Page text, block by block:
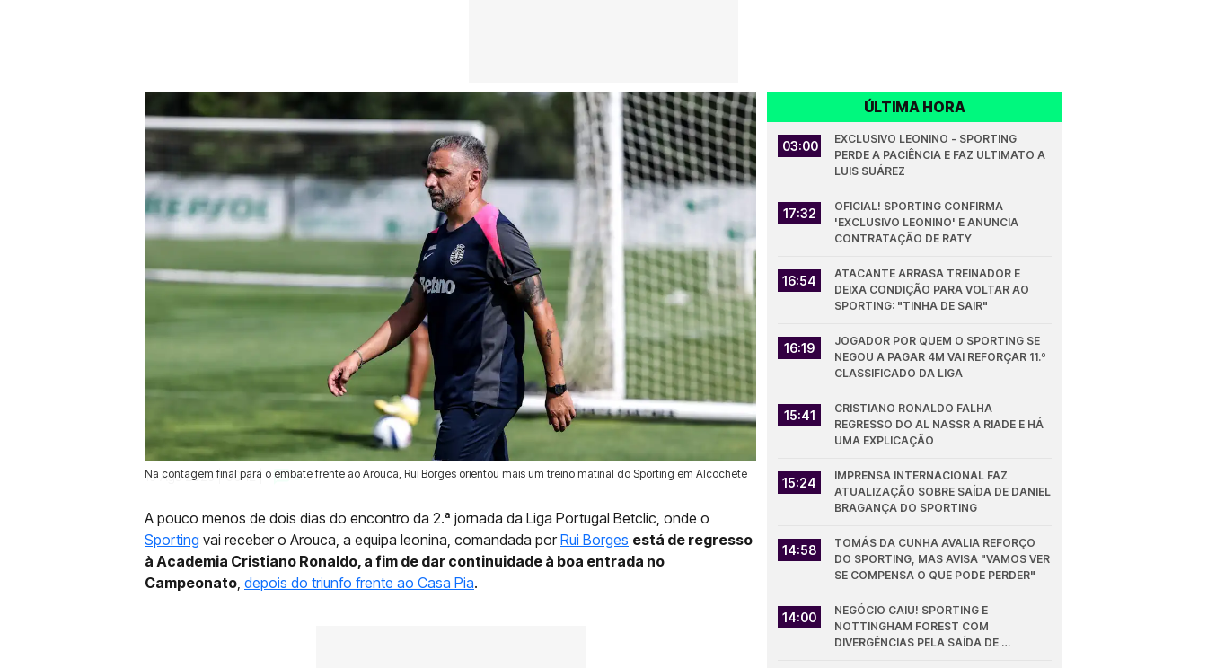
Na contagem final para o embate frente ao Arouca, Rui Borges orientou mais um treino matinal do Sporting em Alcochete
15 Ago 2025 | 00:12 | 0
A pouco menos de dois dias do encontro da 2.ª jornada da Liga Portugal Betclic, onde o
Sporting vai receber o Arouca, a equipa leonina, comandada porRui Borges está de regresso
à Academia Cristiano Ronaldo, a fim de dar continuidade à boa entrada no
Campeonato depois do triunfo frente ao Casa Pia.
ÚLTIMA HORA
03:00
EXCLUSIVO LEONINO - SPORTING
PERDE A PACIÊNCIA E FAZ ULTIMATO A
LUIS SUÁREZ
17:32
OFICIAL! SPORTING CONFIRMA
'EXCLUSIVO LEONINO' E ANUNCIA
CONTRATAÇÃO DE RATY
16:54
ATACANTE ARRASA TREINADOR E
DEIXA CONDIÇÃO PARA VOLTAR AO
SPORTING: "TINHA DE SAIR"
16:19
JOGADOR POR QUEM O SPORTING SE
NEGOU A PAGAR 4M VAI REFORÇAR 11.º
CLASSIFICADO DA LIGA
15:41
CRISTIANO RONALDO FALHA
REGRESSO DO AL NASSR A RIADE E HÁ
UMA EXPLICAÇÃO
15:24
IMPRENSA INTERNACIONAL FAZ
ATUALIZAÇÃO SOBRE SAÍDA DE DANIEL
BRAGANÇA DO SPORTING
14:58
TOMÁS DA CUNHA AVALIA REFORÇO
DO SPORTING, MAS AVISA "VAMOS VER
SE COMPENSA O QUE PODE PERDER"
14:00
NEGÓCIO CAIU! SPORTING E
NOTTINGHAM FOREST COM
DIVERGÊNCIAS PELA SAÍDA DE